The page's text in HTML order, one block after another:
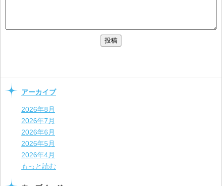
アーカイブ
2026年8月
2026年7月
2026年6月
2026年5月
2026年4月
もっと読む